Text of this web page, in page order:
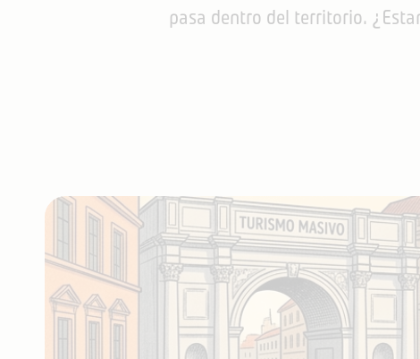
pasa dentro del territorio.